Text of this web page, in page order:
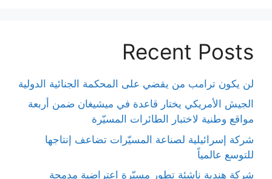
Recent Posts
لن يكون ترامب من يقضي على المحكمة الجنائية الدولية
الجيش الأمريكي يختار قاعدة في ميشيغان ضمن أربعة
مواقع وطنية لاختبار الطائرات المسيّرة
شركة إسرائيلية لصناعة المسيّرات تضاعف إنتاجها
للتوسع عالمياً
شركة هندية ناشئة تطور مسيّرة اعتراضية مدمجة